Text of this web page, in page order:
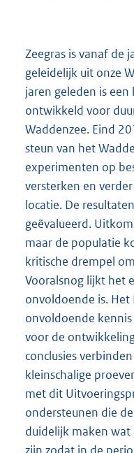
Zeegras is vanaf de
geleidelijk uit onze
jaren geleden is
ontwikkeld voor
Waddenzee. Eind
steun van het
experimenten op
versterken en
locatie. De
geëvalueerd.
maar de populatie
kritische drempel
Vooralsnog lijkt het
onvoldoende is. Het
onvoldoende
voor de
conclusies
kleinschalige
met dit
ondersteunen die
duidelijk maken